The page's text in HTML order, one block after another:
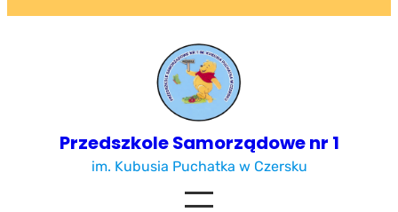
Przedszkole Samorządowe nr 1
im. Kubusia Puchatka w Czersku